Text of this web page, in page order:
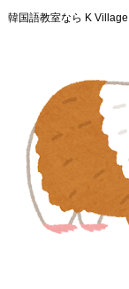
韓国語教室なら K